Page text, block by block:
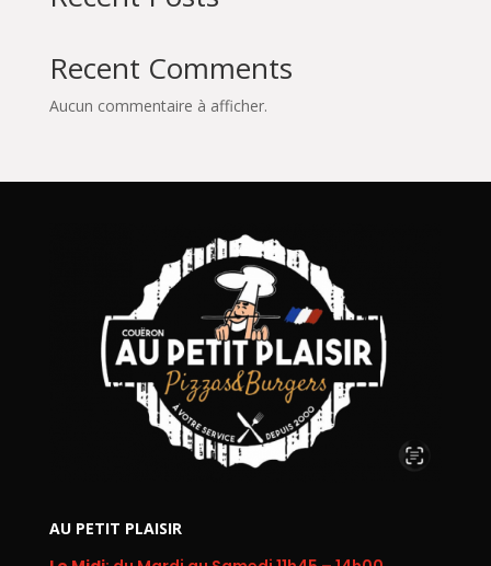
Recent Comments
Aucun commentaire à afficher.
AU PETIT PLAISIR